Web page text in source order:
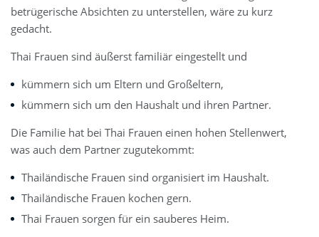
betrügerische Absichten zu unterstellen, wäre zu kurz
gedacht.
Thai Frauen sind äußerst familiär eingestellt und
kümmern sich um Eltern und Großeltern,
kümmern sich um den Haushalt und ihren Partner.
Die Familie hat bei Thai Frauen einen hohen Stellenwert,
was auch dem Partner zugutekommt:
Thailändische Frauen sind organisiert im Haushalt.
Thailändische Frauen kochen gern.
Thai Frauen sorgen für ein sauberes Heim.